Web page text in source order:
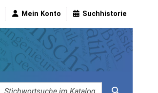
Mein Konto Suchhistorie